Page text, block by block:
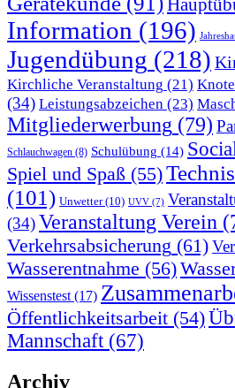
Information (196)
Jugendübung (218)
Kirchliche Veranstaltung (21)
(34) Leistungsabzeichen (23)
Mitgliederwerbung (79)
Schlauchwagen (8) Schulübung (14)
Spiel und Spaß (55)
(101) Unwetter(10) UVV (7)
(34)Veranstaltung Verein
Verkehrsabsicherung (61)
Wasserentnahme (56)
Wissenstest(17)
Öffentlichkeitsarbeit (54)
Mannschaft(67)
Archiv